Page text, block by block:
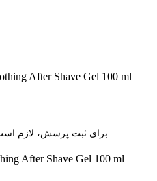
After Shave Gel 100 ml
برای ثبت پرسش، لازم
After Shave Gel 100 ml